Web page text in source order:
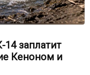
заплатит
Кеноном и